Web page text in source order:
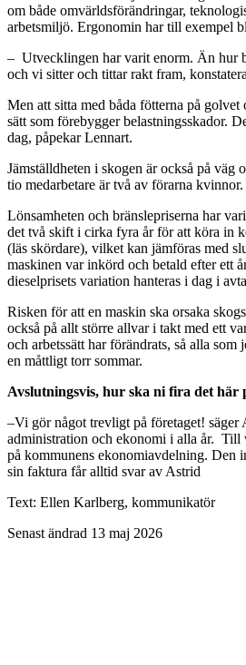
om både omvärldsförändringar,
arbetsmiljö. Ergonomin har till exempel
– Utvecklingen har varit enorm. Än hur
och vi sitter och tittar rakt fram,
Men att sitta med båda fötterna på golvet
sätt som förebygger belastningsskador.
dag, påpekar Lennart.
Jämställdheten i skogen är också på väg
tio medarbetare är två av förarna kvinnor.
Lönsamheten och bränslepriserna har
det två skift i cirka fyra år för att köra in
(läs skördare), vilket kan jämföras med
maskinen var inkörd och betald efter ett
dieselprisets variation hanteras i dag i
Risken för att en maskin ska orsaka
också på allt större allvar i takt med ett
och arbetssätt har förändrats, så alla som
en måttligt torr sommar.
Avslutningsvis, hur ska ni fira det här
–Vi gör något trevligt på företaget! säger
administration och ekonomi i alla år. Till
på kommunens ekonomiavdelning. Den
sin faktura får alltid svar av Astrid
Text: Ellen Karlberg, kommunikatör
Senast ändrad 13 maj 2026